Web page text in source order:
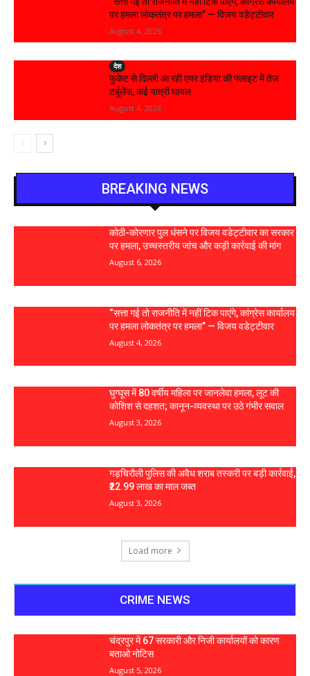
पर हमला लोकतंत्र पर हमला” — विजय वडेट्टीवार
August 4, 2026
देश
फुकेट से दिल्ली आ रही एयर इंडिया की फ्लाइट में तेज
टर्बुलेंस, कई यात्री घायल
August 4, 2026
BREAKING NEWS
कोठी-कोरणार पुल धंसने पर विजय वडेट्टीवार का सरकार
पर हमला, उच्चस्तरीय जांच और कड़ी कार्रवाई की मांग
August 6, 2026
“सत्ता गई तो राजनीति में नहीं टिक पाएंगे, कांग्रेस कार्यालय
पर हमला लोकतंत्र पर हमला” — विजय वडेट्टीवार
August 4, 2026
घुग्घूस में 80 वर्षीय महिला पर जानलेवा हमला, लूट की
कोशिश से दहशत; कानून-व्यवस्था पर उठे गंभीर सवाल
August 3, 2026
गड़चिरौली पुलिस की अवैध शराब तस्करी पर बड़ी कार्रवाई,
₹22.99 लाख का माल जब्त
August 3, 2026
Load more
CRIME NEWS
चंद्रपुर में 67 सरकारी और निजी कार्यालयों को कारण
बताओ नोटिस
August 5, 2026